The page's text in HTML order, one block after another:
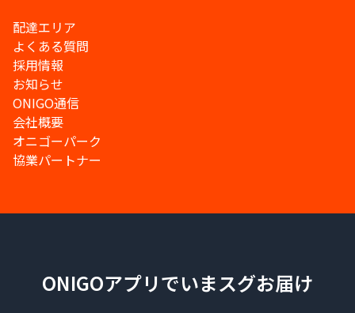
配達エリア
よくある質問
採用情報
お知らせ
ONIGO通信
会社概要
オニゴーパーク
協業パートナー
ONIGOアプリでいまスグお届け